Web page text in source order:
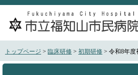
ペ
メ
トップページ > 臨床研修 > 初期研修 > 令和8年